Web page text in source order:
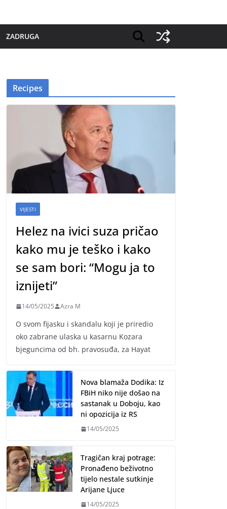
ZADRUGA
Recipes
VIJESTI
Helez na ivici suza pričao
kako mu je teško i kako
se sam bori: “Mogu ja to
iznijeti”
14/05/2025 Azra M
O svom fijasku i skandalu koji je priredio
oko zabrane ulaska u kasarnu Kozara
bjeguncima od bh. pravosuđa, za Hayat
Nova blamaža Dodika: Iz
FBiH niko nije došao na
sastanak u Doboju, kao
ni opozicija iz RS
14/05/2025
Tragičan kraj potrage:
Pronađeno beživotno
tijelo nestale sutkinje
Arijane Ljuce
14/05/2025